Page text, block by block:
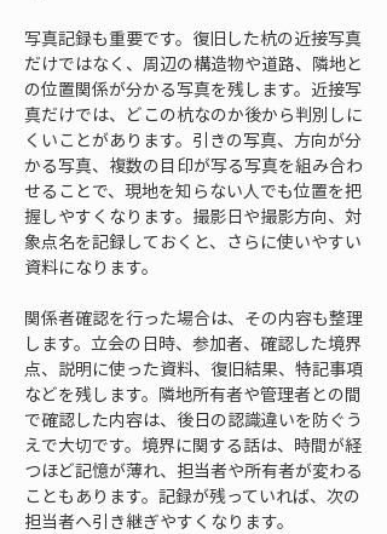
写真記録も重要です。復旧した杭の近接写真
だけではなく、周辺の構造物や道路、隣地と
の位置関係が分かる写真を残します。近接写
真だけでは、どこの杭なのか後から判別しに
くいことがあります。引きの写真、方向が分
かる写真、複数の目印が写る写真を組み合わ
せることで、現地を知らない人でも位置を把
握しやすくなります。撮影日や撮影方向、対
象点名を記録しておくと、さらに使いやすい
資料になります。
関係者確認を行った場合は、その内容も整理
します。立会の日時、参加者、確認した境界
点、説明に使った資料、復旧結果、特記事項
などを残します。隣地所有者や管理者との間
で確認した内容は、後日の認識違いを防ぐう
えで大切です。境界に関する話は、時間が経
つほど記憶が薄れ、担当者や所有者が変わる
こともあります。記録が残っていれば、次の
担当者へ引き継ぎやすくなります。